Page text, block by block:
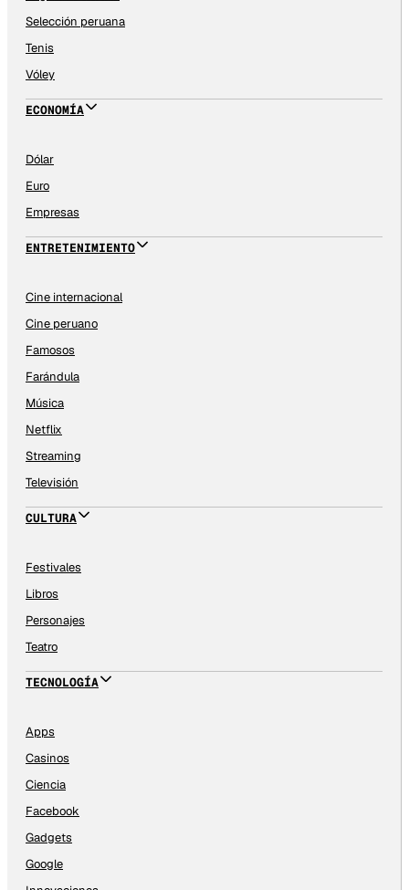
Selección peruana
Tenis
Vóley
ECONOMÍA
Dólar
Euro
Empresas
ENTRETENIMIENTO
Cine internacional
Cine peruano
Famosos
Farándula
Música
Netflix
Streaming
Televisión
CULTURA
Festivales
Libros
Personajes
Teatro
TECNOLOGÍA
Apps
Casinos
Ciencia
Facebook
Gadgets
Google